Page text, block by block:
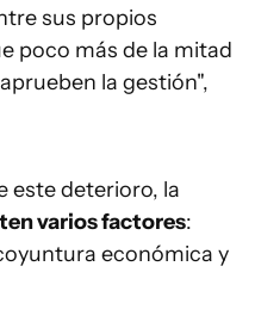
sus propios
poco más de la mitad
la gestión",
este deterioro, la
varios factores:
económica y